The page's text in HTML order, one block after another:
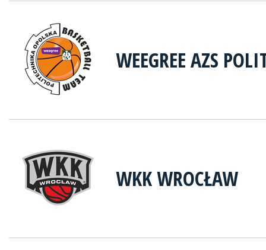
WEEGREE AZS
WKK WROCŁAW